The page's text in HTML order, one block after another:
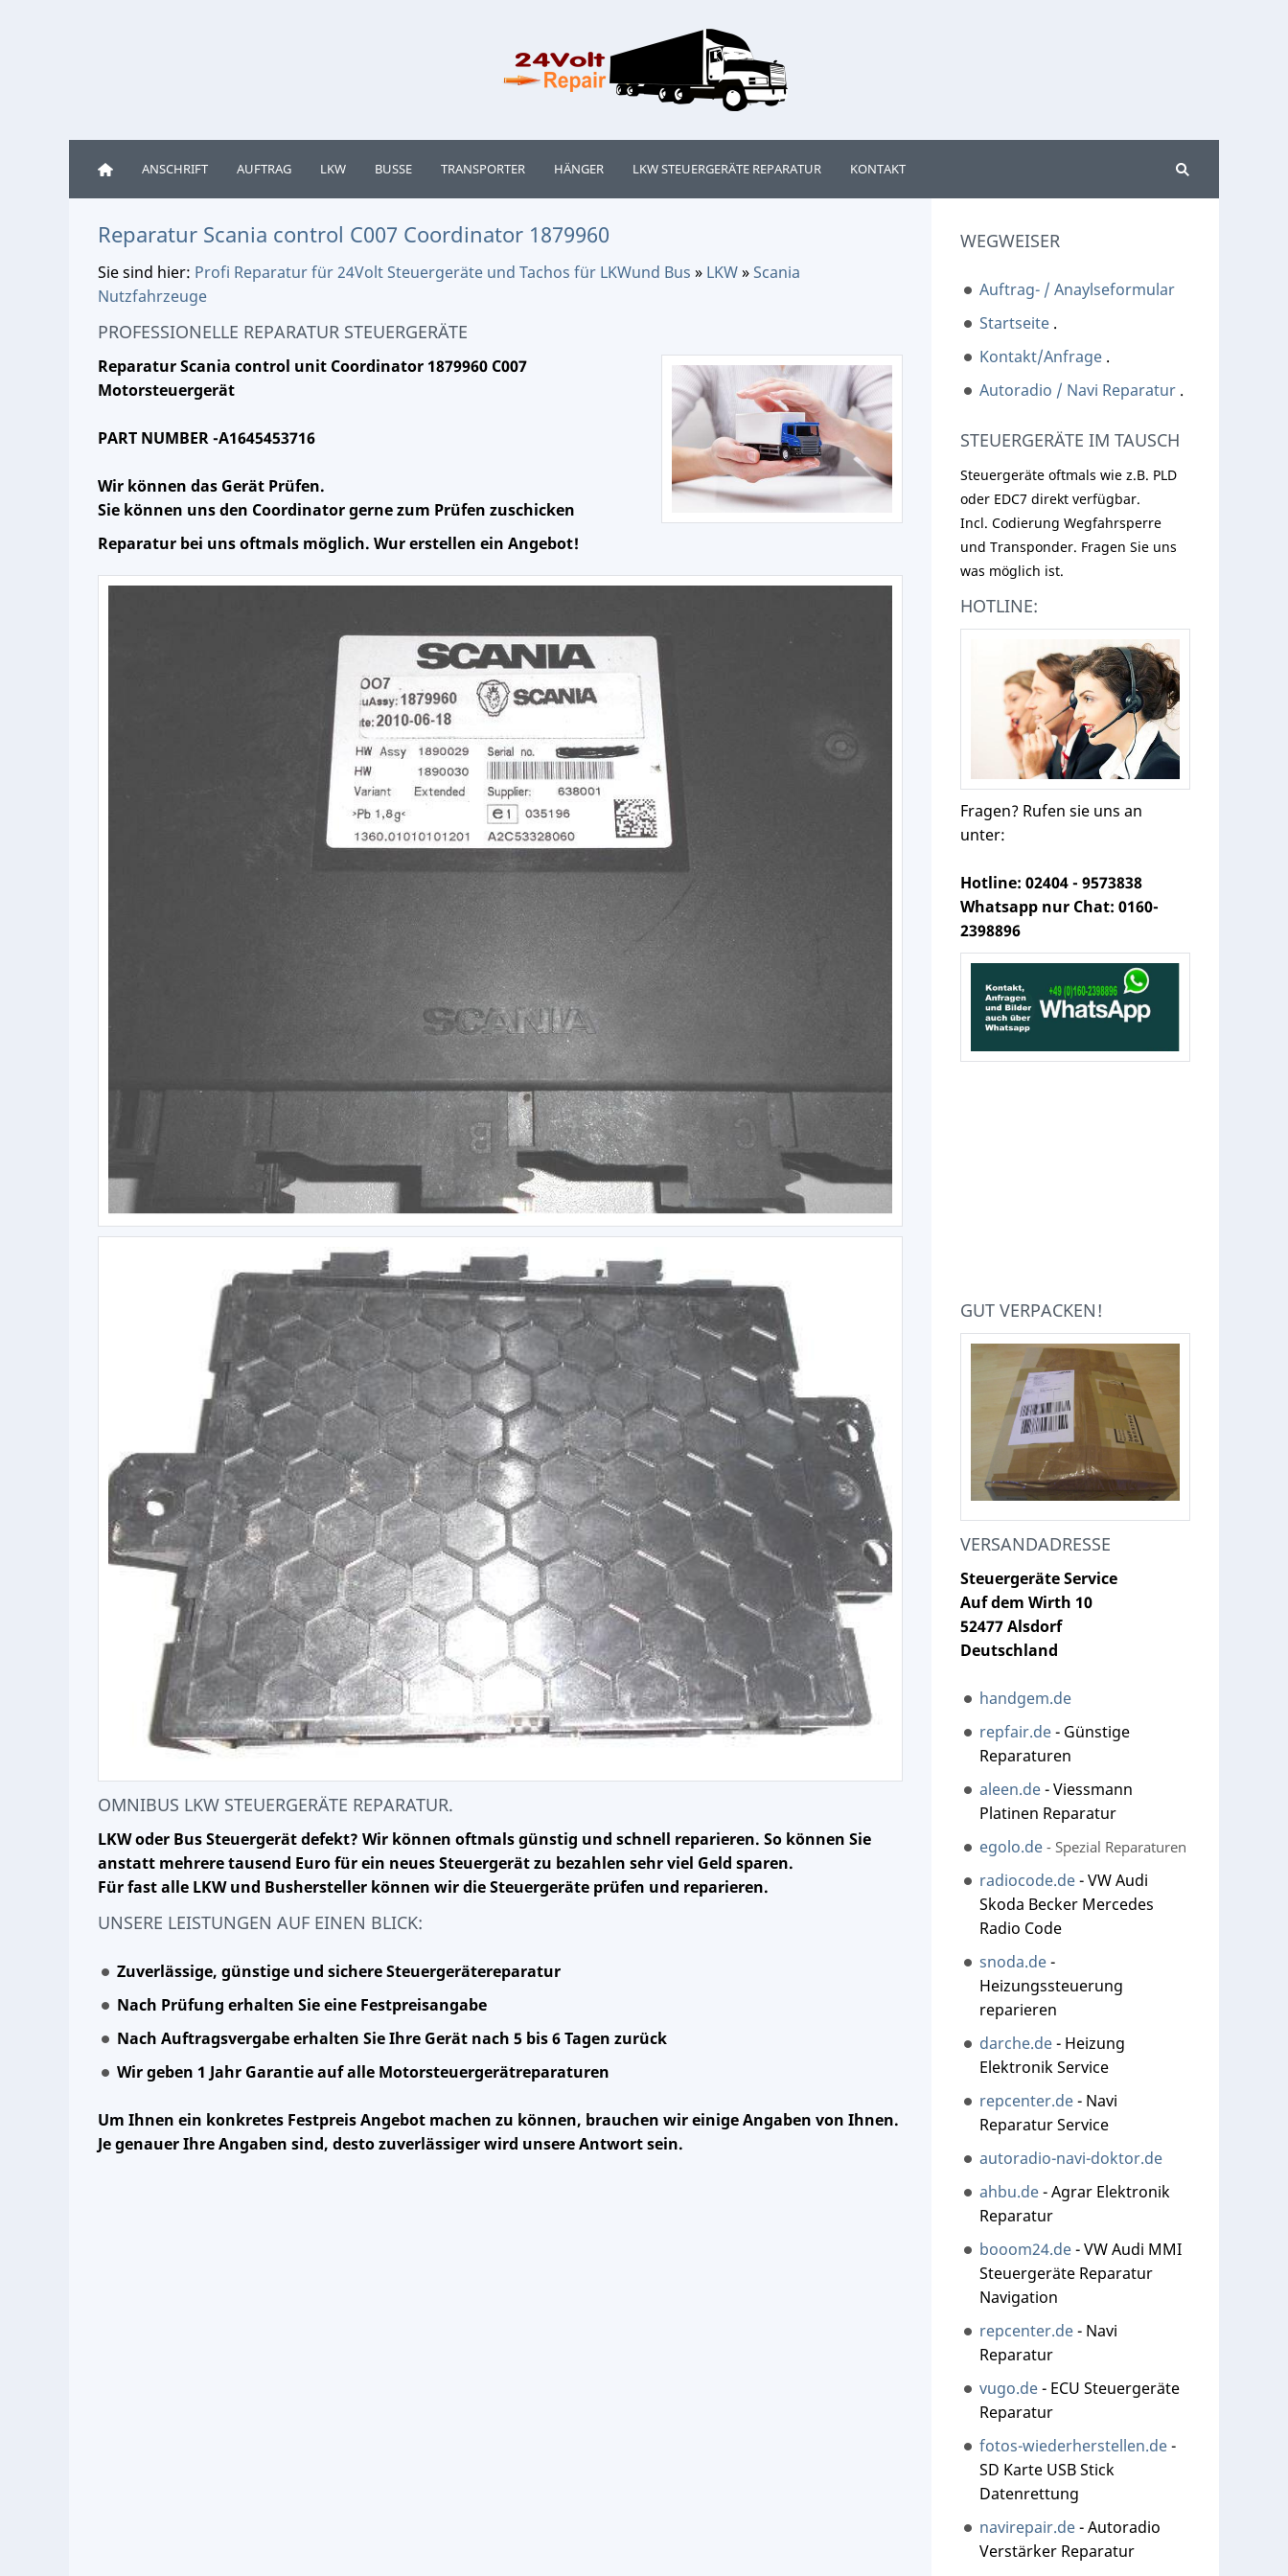
ANSCHRIFT AUFTRAG LKW BUSSE TRANSPORTER HÄNGER LKW STEUERGERÄTE REPARATUR KONTAKT
Reparatur Scania control C007 Coordinator 1879960
Sie sind hier: Profi Reparatur für 24Volt Steuergeräte und Tachos für LKWund Bus » LKW»Scania
Nutzfahrzeuge
PROFESSIONELLE REPARATUR STEUERGERÄTE
Reparatur Scania control unit Coordinator 1879960 C007
Motorsteuergerät
PART NUMBER -A1645453716
Wir können das Gerät Prüfen.
Sie können uns den Coordinator gerne zum Prüfen zuschicken
Reparatur bei uns oftmals möglich. Wur erstellen ein Angebot!
OMNIBUS LKW STEUERGERÄTE REPARATUR.
LKW oder Bus Steuergerät defekt? Wir können oftmals günstig und schnell reparieren. So können Sie
anstatt mehrere tausend Euro für ein neues Steuergerät zu bezahlen sehr viel Geld sparen.
Für fast alle LKW und Bushersteller können wir die Steuergeräte prüfen und reparieren.
UNSERE LEISTUNGEN AUF EINEN BLICK:
Zuverlässige, günstige und sichere Steuergerätereparatur
Nach Prüfung erhalten Sie eine Festpreisangabe
Nach Auftragsvergabe erhalten Sie Ihre Gerät nach 5 bis 6 Tagen zurück
Wir geben 1 Jahr Garantie auf alle Motorsteuergerätreparaturen
Um Ihnen ein konkretes Festpreis Angebot machen zu können, brauchen wir einige Angaben von Ihnen.
Je genauer Ihre Angaben sind, desto zuverlässiger wird unsere Antwort sein.
WEGWEISER
Auftrag- / Anaylseformular
Startseite .
Kontakt/Anfrage .
Autoradio / Navi Reparatur .
STEUERGERÄTE IM TAUSCH
Steuergeräte oftmals wie z.B. PLD
oder EDC7 direkt verfügbar.
Incl. Codierung Wegfahrsperre
und Transponder. Fragen Sie uns
was möglich ist.
HOTLINE:
Fragen? Rufen sie uns an
unter:
Hotline: 02404 - 9573838
Whatsapp nur Chat: 0160-
2398896
GUT VERPACKEN!
VERSANDADRESSE
Steuergeräte Service
Auf dem Wirth 10
52477 Alsdorf
Deutschland
handgem.de
repfair.de- Günstige
Reparaturen
aleen.de- Viessmann
Platinen Reparatur
egolo.de - Spezial Reparaturen
radiocode.de- VW Audi
Skoda Becker Mercedes
Radio Code
snoda.de-
Heizungssteuerung
reparieren
darche.de- Heizung
Elektronik Service
repcenter.de- Navi
Reparatur Service
autoradio-navi-doktor.de
ahbu.de- Agrar Elektronik
Reparatur
booom24.de- VW Audi MMI
Steuergeräte Reparatur
Navigation
repcenter.de- Navi
Reparatur
vugo.de- ECU Steuergeräte
Reparatur
fotos-wiederherstellen.de-
SD Karte USB Stick
Datenrettung
navirepair.de- Autoradio
Verstärker Reparatur